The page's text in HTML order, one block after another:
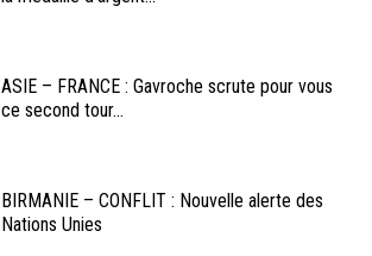
ASIE – FRANCE : Gavroche scrute pour vous
ce second tour...
BIRMANIE – CONFLIT : Nouvelle alerte des
Nations Unies